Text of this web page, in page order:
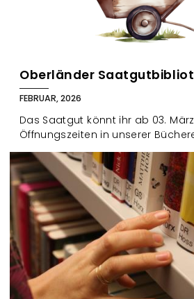
Oberländer
FEBRUAR, 2026
Das Saatgut könnt ihr ab 03.
Öffnungszeiten in unserer